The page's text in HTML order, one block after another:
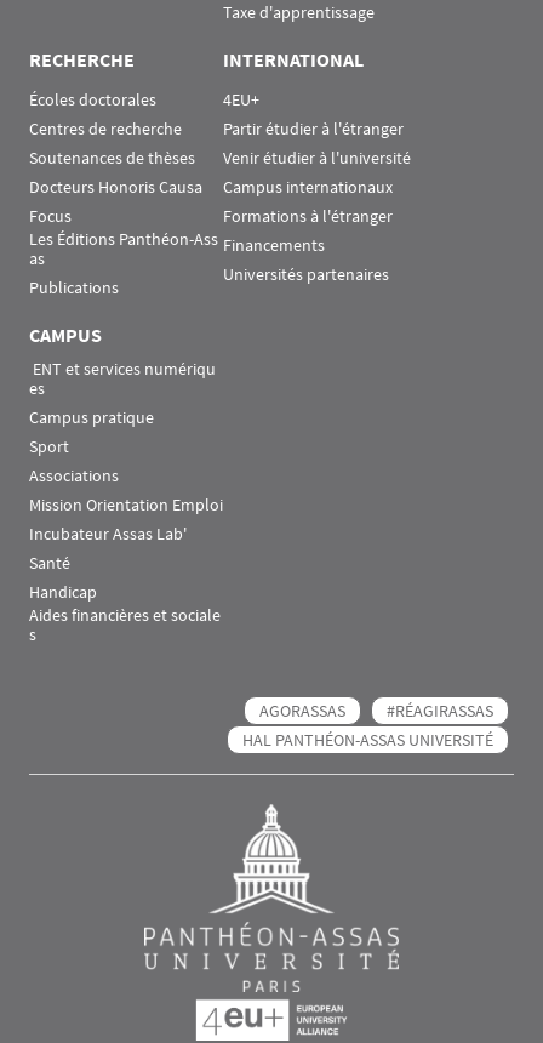
Taxe d'apprentissage
RECHERCHE
Écoles doctorales
Centres de recherche
Soutenances de thèses
Docteurs Honoris Causa
Focus
Les Éditions Panthéon-Ass
as
Publications
INTERNATIONAL
4EU+
Partir étudier à l'étranger
Venir étudier à l'université
Campus internationaux
Formations à l'étranger
Financements
Universités partenaires
CAMPUS
es
Campus pratique
Sport
Associations
Mission Orientation Emploi
Incubateur Assas Lab'
Santé
Handicap
Aides financières et sociale
s
AGORASSAS
#RÉAGIRASSAS
HAL PANTHÉON-ASSAS UNIVERSITÉ